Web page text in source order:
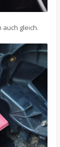
gleich.